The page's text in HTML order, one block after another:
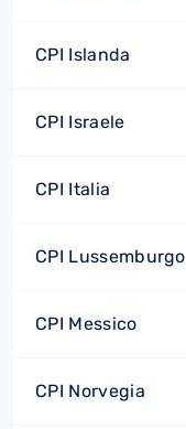
CPI Islanda
CPI Israele
CPI Italia
CPI Lussemburgo
CPI Messico
CPI Norvegia